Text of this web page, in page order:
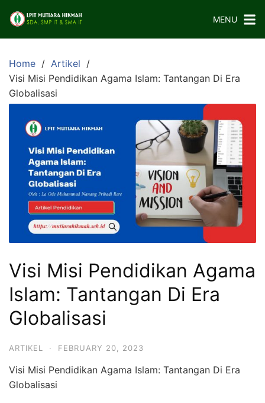
content
MENU
Home
Artikel
Visi Misi Pendidikan Agama Islam: Tantangan Di Era
Globalisasi
Visi Misi Pendidikan Agama
Islam: Tantangan Di Era
Globalisasi
ARTIKEL · FEBRUARY 20, 2023
Visi Misi Pendidikan Agama Islam: Tantangan Di Era
Globalisasi